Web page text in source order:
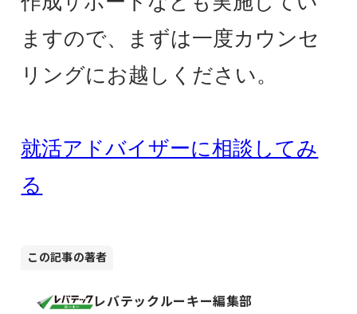
ますので、まずは一度カウンセ
リングにお越しください。
就活アドバイザーに相談してみ
る
この記事の著者
レバテックルーキー編集部